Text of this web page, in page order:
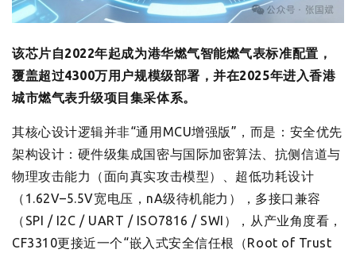
该芯片自2022年起成为港华燃气智能燃气表标准配置，
覆盖超过4300万用户规模级部署，并在2025年进入香港
城市燃气表升级项目集采体系。
其核心设计逻辑并非“通用MCU增强版”，而是：安全优先
架构设计：硬件级集成国密与国际加密算法、抗侧信道与
物理攻击能力（面向真实攻击模型）、超低功耗设计
（1.62V–5.5V宽电压，nA级待机能力），多接口兼容
（SPI / I2C / UART / ISO7816 / SWI），从产业角度看，
CF3310更接近一个“嵌入式安全信任根（Root of Trust